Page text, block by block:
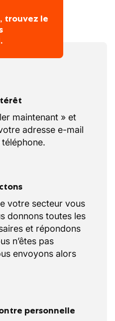
trouvez le
maintenant » et
adresse e-mail
votre secteur vous
donnons toutes les
et répondons
n’êtes pas
envoyons alors
personnelle